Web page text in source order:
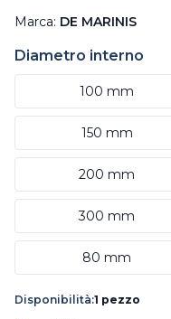
Marca: DE MARINIS
Diametro interno
100 mm
150 mm
200 mm
300 mm
80 mm
Disponibilità:1 pezzo